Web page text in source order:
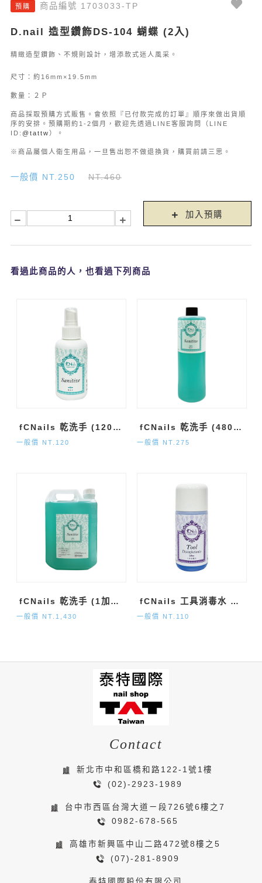
預購 商品編號 1703033-TP
D.nail 造型鑽飾DS-104 蝴蝶 (2入)
精緻造型鑽飾、不規則設計，增添款式迷人風采。
尺寸：約16mm×19.5mm
數量：２Ｐ
商品採取預購方式販售。會依照『已付款完成的訂單』順序來做出貨順
序的安排。預購期約1-2個月，歡迎先透過LINE客服詢問（LINE
ID: @tattw ）。
​​​​​​​※商品屬個人衛生用品，一旦售出恕不做退換貨，購買前請三思。
一般價 NT.250 NT.460
加入預購
看過此商品的人，也看過下列商品
fCNails 乾洗手 (120ml)
一般價 NT.120
fCNails 乾洗手 (480ml)
一般價 NT.275
fCNails 乾洗手 (1加侖)
一般價 NT.1,430
fCNails 工具消毒水 (120ml)
一般價 NT.110
Contact
新北市中和區橋和路122-1號1樓
(02)-2923-1989
台中市西區台灣大道ㄧ段726號6樓之7
0982-678-565
高雄市新興區中山二路472號8樓之5
(07)-281-8909